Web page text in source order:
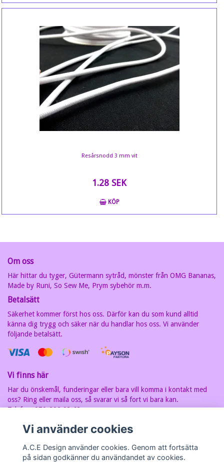
Resårsnodd 3 mm vit
1.28 SEK
KÖP
Om oss
Här hittar du tyger, Gütermann sytråd, mönster från OMG Bananas,
Made by Runi, So Sew Me, Prym sybehör m.m.
Betalsätt
Säkerhet kommer först hos oss. Därför kan du som kund alltid
känna dig trygg och säker när du handlar hos oss. Vi använder
följande betalsätt.
Vi finns här
Har du önskemål, funderingar eller bara vill komma i kontakt med
oss? Ring eller maila oss, så svarar vi så fort vi bara kan.
Telefon: 070-202 93 63
7607030280
Vi använder cookies
A.C.E Design använder cookies. Genom att fortsätta
på sidan godkänner du användandet av cookies.